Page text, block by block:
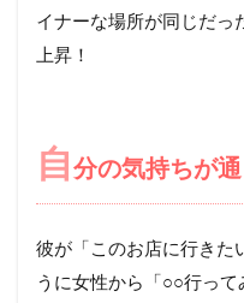
イナーな場所が同じだっ
上昇！
自分の気持ちが通
彼が「このお店に行きた
うに女性から「○○行っ